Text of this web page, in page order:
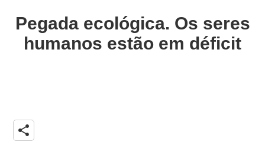
Pegada ecológica. Os seres
humanos estão em déficit
share